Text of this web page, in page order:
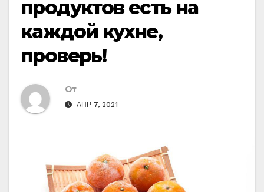
продуктов есть на
каждой кухне,
проверь!
От
АПР 7, 2021